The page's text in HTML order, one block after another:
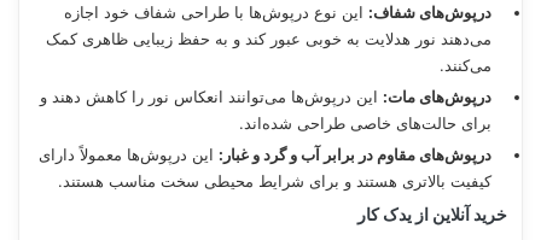
درپوش‌های شفاف: این نوع درپوش‌ها با طراحی شفاف خود اجازه
می‌دهند نور هدلایت به خوبی عبور کند و به حفظ زیبایی ظاهری کمک
می‌کنند.
درپوش‌های مات: این درپوش‌ها می‌توانند انعکاس نور را کاهش دهند و
برای حالت‌های خاصی طراحی شده‌اند.
درپوش‌های مقاوم در برابر آب و گرد و غبار: این درپوش‌ها معمولاً دارای
کیفیت بالاتری هستند و برای شرایط محیطی سخت مناسب هستند.
خرید آنلاین از یدک کار